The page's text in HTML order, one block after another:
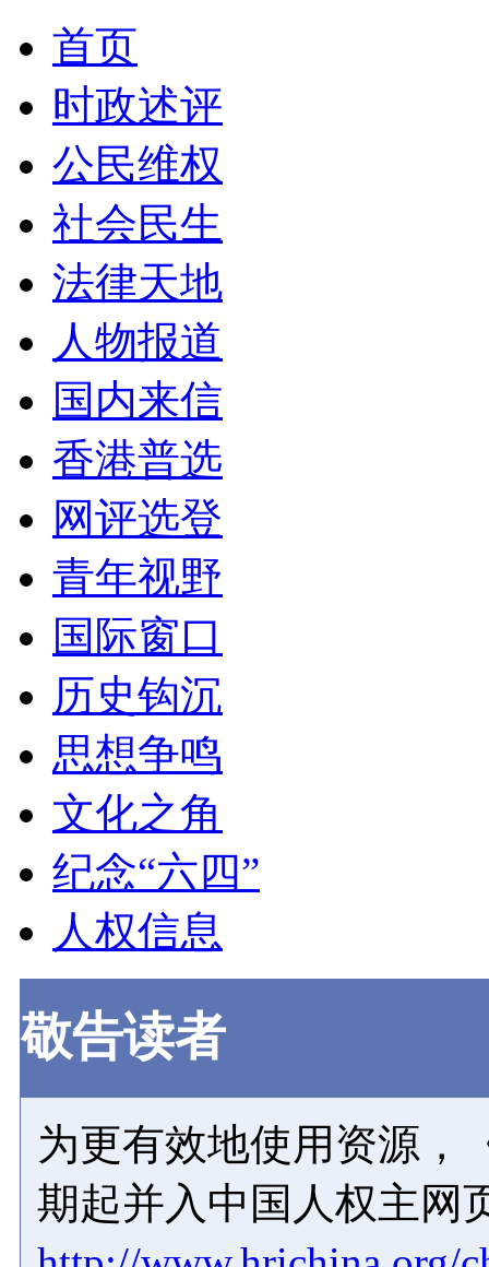
首页
时政述评
公民维权
社会民生
法律天地
人物报道
国内来信
香港普选
网评选登
青年视野
国际窗口
历史钩沉
思想争鸣
文化之角
纪念“六四”
人权信息
敬告读者
为更有效地使用资源，
期起并入中国人权主网